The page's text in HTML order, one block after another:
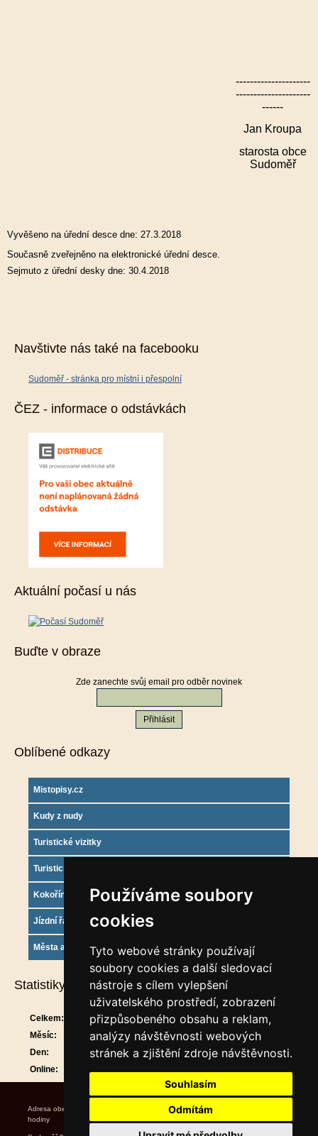
Používáme soubory
cookies
Tyto webové stránky používají
soubory cookies a další sledovací
nástroje s cílem vylepšení
uživatelského prostředí, zobrazení
přizpůsobeného obsahu a reklam,
analýzy návštěvnosti webových
stránek a zjištění zdroje návštěvnosti.
Souhlasím
Odmítám
---------------------
---------------------
------
Jan Kroupa
starosta obce
Sudoměř
Vyvěšeno na úřední desce dne: 27.3.2018
Současně zveřejněno na elektronické úřední desce.
Sejmuto z úřední desky dne: 30.4.2018
Navštivte nás také na facebooku
Sudoměř - stránka pro místní i přespolní
ČEZ - informace o odstávkách
Aktuální počasí u nás
Buďte v obraze
Zde zanechte svůj email pro odběr novinek
Oblíbené odkazy
Mistopisy.cz
Kudy z nudy
Turistické vizitky
Turistický deník
Kokořínsko info
Jízdní řády
Města a obce
Statistiky
Online:
Celkem:
909081
Měsíc:
29607
Den:
Adresa obecního úřadu Úřední
hodiny Starosta